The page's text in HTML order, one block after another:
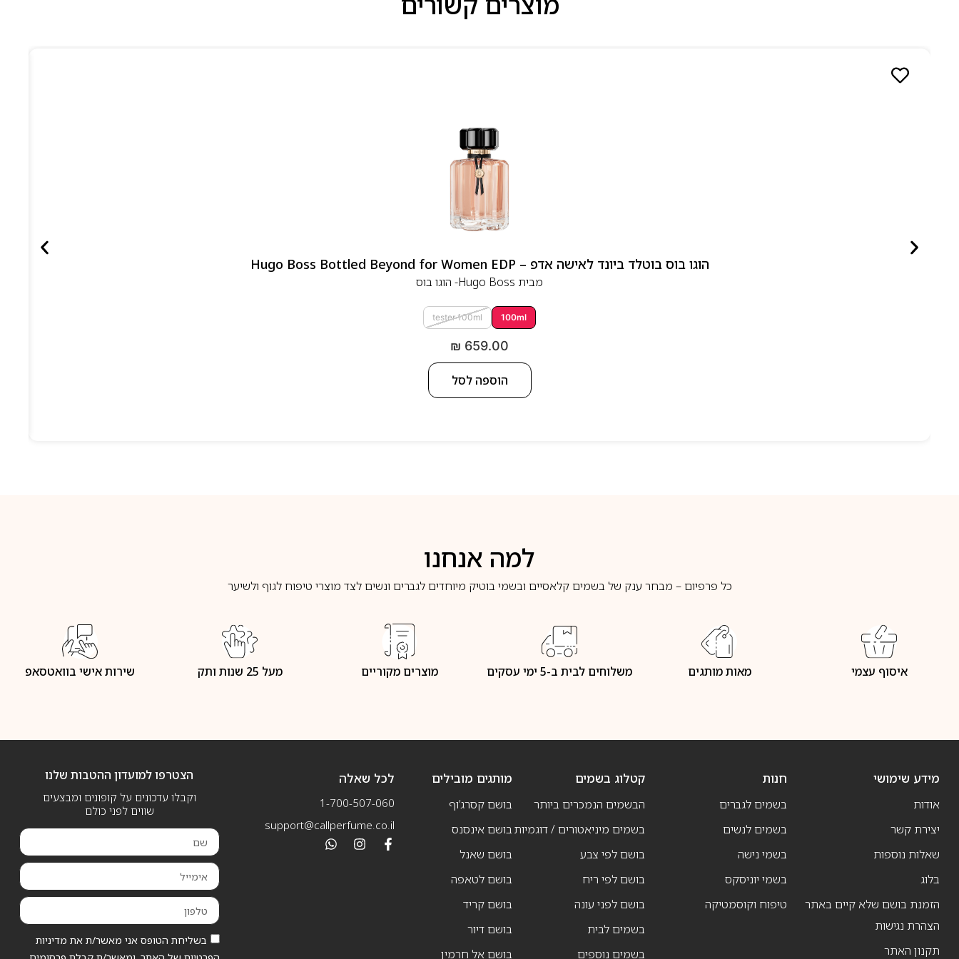
הוגו בוס בוטלד ביונד לאישה אדפ – Hugo Boss Bottled Beyond for Women EDP
מבית Hugo Boss- הוגו בוס
100ml
tester 100ml
₪ 659.00
הוספה לסל
למה אנחנו
כל פרפיום – מבחר ענק של בשמים קלאסיים ובשמי בוטיק מיוחדים לגברים ונשים לצד מוצרי טיפוח לגוף ולשיער
איסוף עצמי מאות מותגים משלוחים לבית ב-5 ימי עסקים מוצרים מקוריים מעל 25 שנות ותק שירות אישי בוואטסאפ
מידע שימושי
אודות
יצירת קשר
שאלות נוספות
בלוג
הזמנת בושם שלא קיים באתר
הצהרת נגישות
תקנון האתר
חנות
בשמים לגברים
בשמים לנשים
בשמי נישה
בשמי יוניסקס
טיפוח וקוסמטיקה
קטלוג בשמים
הבשמים הנמכרים ביותר
בשמים מיניאטורים / דוגמיות
בושם לפי צבע
בושם לפי ריח
בושם לפני עונה
בשמים לבית
בשמים נוספים
מותגים מובילים
בושם קסרג’וף
בושם אינסנס
בושם שאנל
בושם לטאפה
בושם קריד
בושם דיור
בושם אל חרמין
לכל שאלה
1-700-507-060
support@callperfume.co.il
הצטרפו למועדון ההטבות שלנו
וקבלו עדכונים על קופונים ומבצעים
שווים לפני כולם
בשליחת הטופס אני מאשר/ת את מדיניות